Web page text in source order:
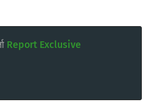
Report Exclusive